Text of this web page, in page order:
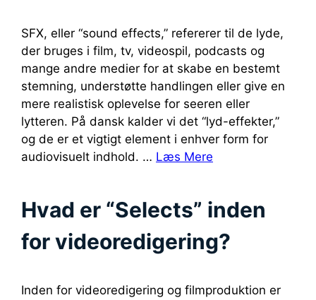
SFX, eller “sound effects,” refererer til de lyde,
der bruges i film, tv, videospil, podcasts og
mange andre medier for at skabe en bestemt
stemning, understøtte handlingen eller give en
mere realistisk oplevelse for seeren eller
lytteren. På dansk kalder vi det “lyd-effekter,”
og de er et vigtigt element i enhver form for
audiovisuelt indhold. … Læs Mere
Hvad er “Selects” inden
for videoredigering?
Inden for videoredigering og filmproduktion er